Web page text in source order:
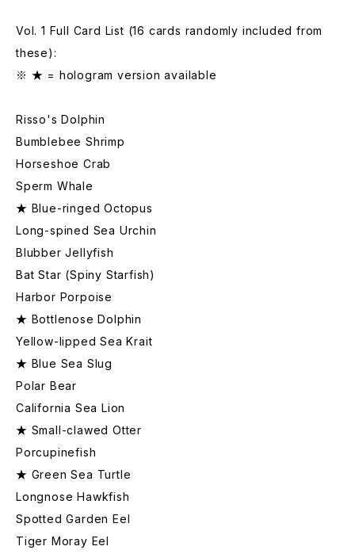
Vol. 1 Full Card List (16 cards randomly included from
these):
※ ★ = hologram version available
Risso's Dolphin
Bumblebee Shrimp
Horseshoe Crab
Sperm Whale
★ Blue-ringed Octopus
Long-spined Sea Urchin
Blubber Jellyfish
Bat Star (Spiny Starfish)
Harbor Porpoise
★ Bottlenose Dolphin
Yellow-lipped Sea Krait
★ Blue Sea Slug
Polar Bear
California Sea Lion
★ Small-clawed Otter
Porcupinefish
★ Green Sea Turtle
Longnose Hawkfish
Spotted Garden Eel
Tiger Moray Eel